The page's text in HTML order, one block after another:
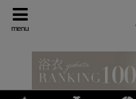
menu